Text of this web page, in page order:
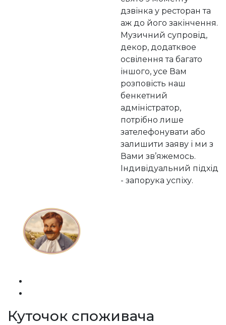
дзвінка у ресторан та
аж до його закінчення.
Музичний супровід,
декор, додатквое
освілення та багато
іншого, усе Вам
розповість наш
бенкетний
адміністратор,
потрібно лише
зателефонувати або
залишити заяву і ми з
Вами зв’яжемось.
Індивідуальний підхід
- запорука успіху.
Куточок споживача